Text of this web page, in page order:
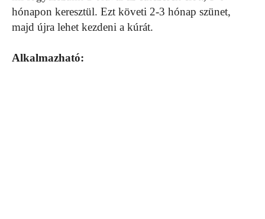
hónapon keresztül. Ezt követi 2-3 hónap szünet,
majd újra lehet kezdeni a kúrát.
Alkalmazható: